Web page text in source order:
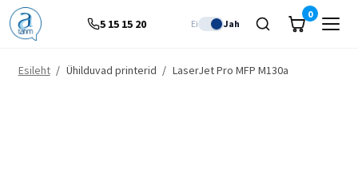
5 15 15 20 Ei Jah
0
Esileht / Ühilduvad printerid / LaserJet Pro MFP M130a